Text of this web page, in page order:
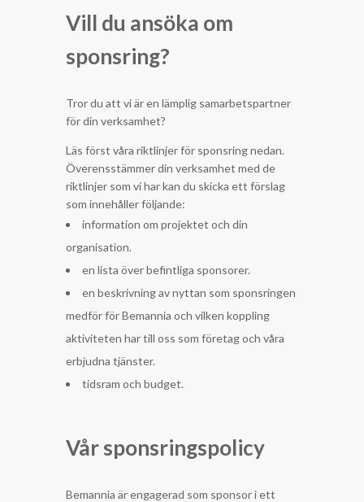
Vill du ansöka om
sponsring?
Tror du att vi är en lämplig samarbetspartner
för din verksamhet?
Läs först våra riktlinjer för sponsring nedan.
Överensstämmer din verksamhet med de
riktlinjer som vi har kan du skicka ett förslag
som innehåller följande:
information om projektet och din
organisation.
en lista över befintliga sponsorer.
en beskrivning av nyttan som sponsringen
medför för Bemannia och vilken koppling
aktiviteten har till oss som företag och våra
erbjudna tjänster.
tidsram och budget.
Vår sponsringspolicy
Bemannia är engagerad som sponsor i ett